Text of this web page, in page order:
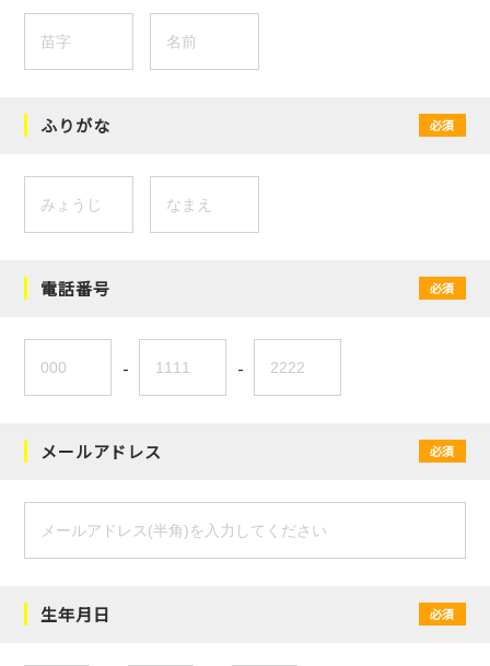
ふりがな 必須
電話番号 必須
- -
メールアドレス 必須
生年月日 必須